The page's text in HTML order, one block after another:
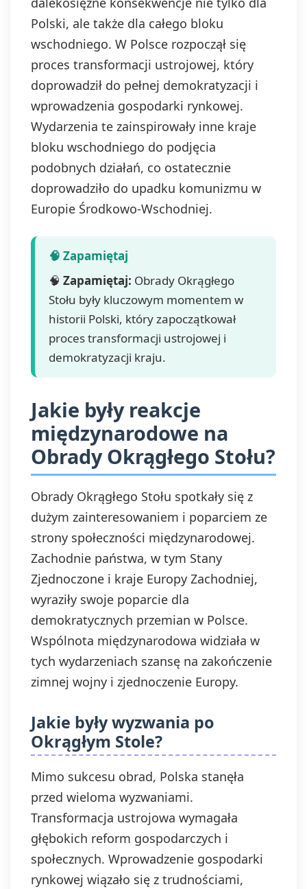
Polski, ale także dla całego bloku
wschodniego. W Polsce rozpoczął się
proces transformacji ustrojowej, który
doprowadził do pełnej demokratyzacji i
wprowadzenia gospodarki rynkowej.
Wydarzenia te zainspirowały inne kraje
bloku wschodniego do podjęcia
podobnych działań, co ostatecznie
doprowadziło do upadku komunizmu w
Europie Środkowo-Wschodniej.
🧠 Zapamiętaj: Obrady Okrągłego
Stołu były kluczowym momentem w
historii Polski, który zapoczątkował
proces transformacji ustrojowej i
demokratyzacji kraju.
Jakie były reakcje
międzynarodowe na
Obrady Okrągłego Stołu?
Obrady Okrągłego Stołu spotkały się z
dużym zainteresowaniem i poparciem ze
strony społeczności międzynarodowej.
Zachodnie państwa, w tym Stany
Zjednoczone i kraje Europy Zachodniej,
wyraziły swoje poparcie dla
demokratycznych przemian w Polsce.
Wspólnota międzynarodowa widziała w
tych wydarzeniach szansę na zakończenie
zimnej wojny i zjednoczenie Europy.
Jakie były wyzwania po
Okrągłym Stole?
Mimo sukcesu obrad, Polska stanęła
przed wieloma wyzwaniami.
Transformacja ustrojowa wymagała
głębokich reform gospodarczych i
społecznych. Wprowadzenie gospodarki
rynkowej wiązało się z trudnościami,